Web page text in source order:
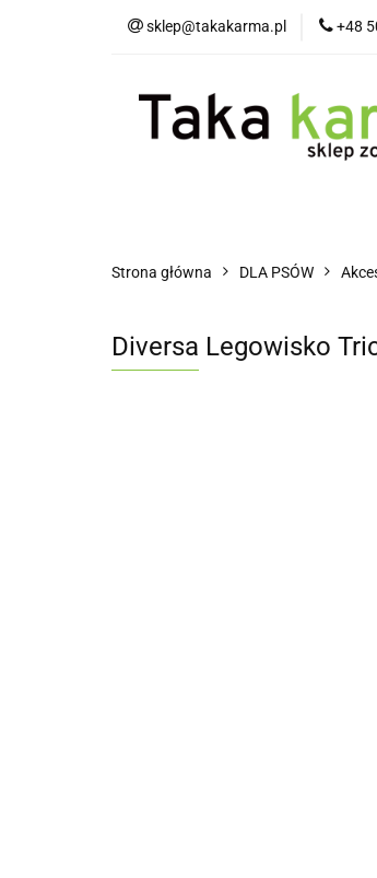
sklep@takakarma.pl +48
Strona główna DLA PSÓW
Diversa Legowisko